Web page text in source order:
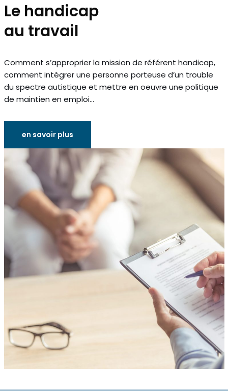
Le handicap
au travail
Comment s’approprier la mission de référent handicap,
comment intégrer une personne porteuse d’un trouble
du spectre autistique et mettre en oeuvre une politique
de maintien en emploi…
en savoir plus